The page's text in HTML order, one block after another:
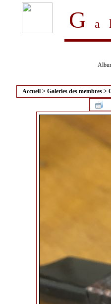
G
Accueil > Galeries des membres >